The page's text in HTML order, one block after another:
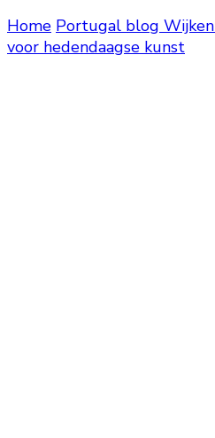
Home Portugal blog Wijken
voor hedendaagse kunst